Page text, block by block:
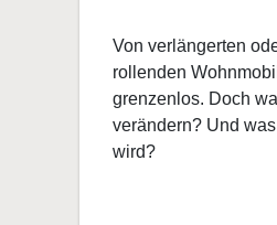
Von verlängerten
rollenden
grenzenlos. Doch
verändern? Und
wird?